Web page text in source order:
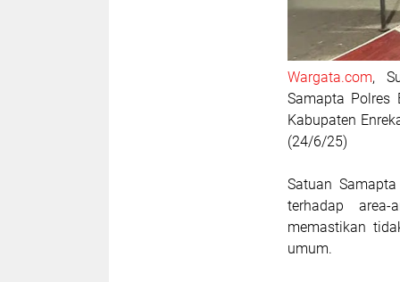
Wargata.com,
Samapta Polres
Kabupaten
(24/6/25)
Satuan
terhadap
memastikan
umum.